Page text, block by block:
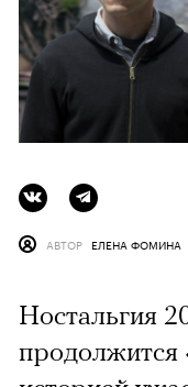
АВТОР ЕЛЕНА ФОМИНА
Ностальгия
продолжится